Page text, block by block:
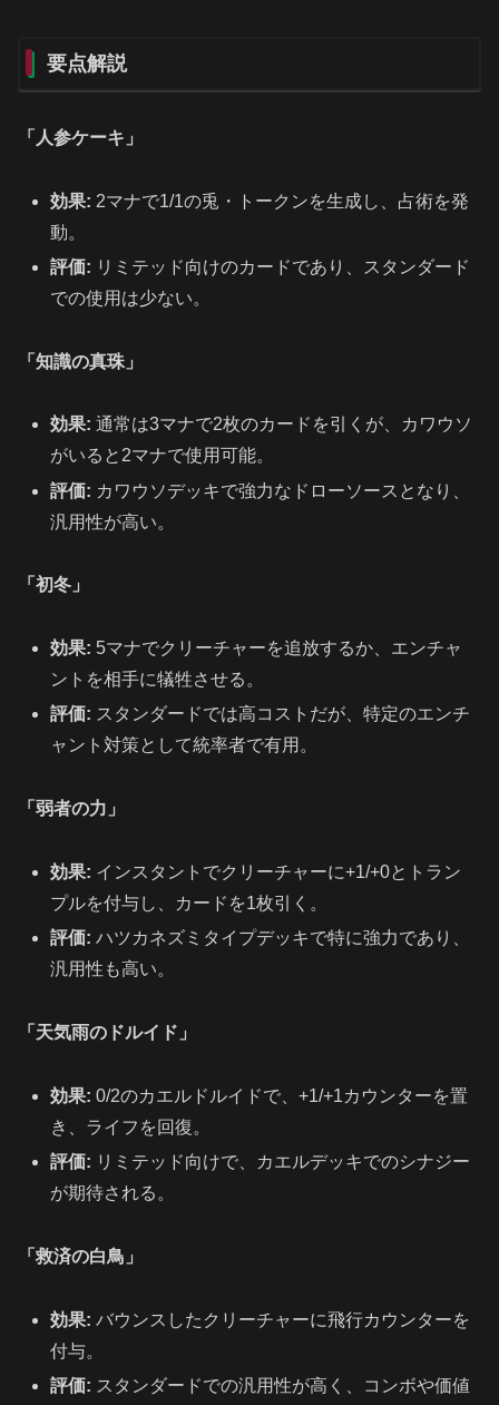
要点解説
「人参ケーキ」
効果: 2マナで1/1の兎・トークンを生成し、占術を発
動。
評価: リミテッド向けのカードであり、スタンダード
での使用は少ない。
「知識の真珠」
効果: 通常は3マナで2枚のカードを引くが、カワウソ
がいると2マナで使用可能。
評価: カワウソデッキで強力なドローソースとなり、
汎用性が高い。
「初冬」
効果: 5マナでクリーチャーを追放するか、エンチャ
ントを相手に犠牲させる。
評価: スタンダードでは高コストだが、特定のエンチ
ャント対策として統率者で有用。
「弱者の力」
効果: インスタントでクリーチャーに+1/+0とトラン
プルを付与し、カードを1枚引く。
評価: ハツカネズミタイプデッキで特に強力であり、
汎用性も高い。
「天気雨のドルイド」
効果: 0/2のカエルドルイドで、+1/+1カウンターを置
き、ライフを回復。
評価: リミテッド向けで、カエルデッキでのシナジー
が期待される。
「救済の白鳥」
効果: バウンスしたクリーチャーに飛行カウンターを
付与。
評価: スタンダードでの汎用性が高く、コンボや価値